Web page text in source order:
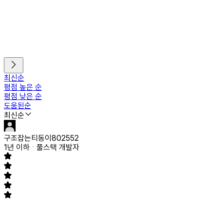
최신순
평점 높은 순
평점 낮은 순
도움된순
최신순
구조잡는티동이802552
1년 이하
풀스택 개발자